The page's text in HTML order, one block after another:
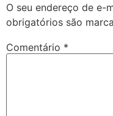
O seu endereço de e-
obrigatórios são
Comentário *